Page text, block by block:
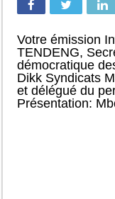
Votre émission
TENDENG,
démocratique
Dikk Syndicats
et délégué du
Présentation: